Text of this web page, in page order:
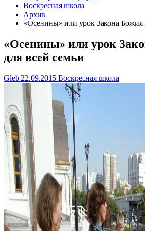
Воскресная школа
Архив
«Осенины» или урок Закона Божия
«Осенины» или урок
для всей семьи
Gleb 22.09.2015 Воскресная школа